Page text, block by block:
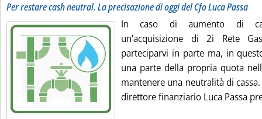
Per restare cash neutral. La precisazione di oggi del Cfo Luca Passa
In caso di aumento di
un'acquisizione di 2i Rete
parteciparvi in parte ma, in
una parte della propria quota
mantenere una neutralità di
direttore finanziario Luca Passa